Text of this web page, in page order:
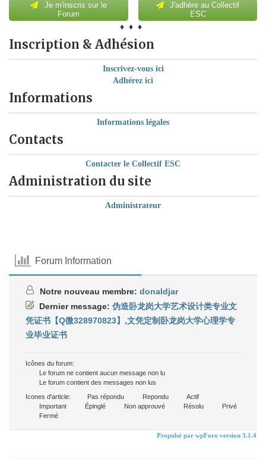
Je m'inscris sur le
Forum
J'adhère au Collectif
ESC
♦ ♦ ♦
Inscription & Adhésion
Inscrivez-vous ici
Adhérez ici
Informations
Informations légales
Contacts
Contacter le Collectif ESC
Administration du site
Administrateur
Forum Information
Notre nouveau membre: donaldjar
Dernier message: 伪造卧龙岗大学艺术设计类专业文
凭证书【Q微328970823】,文凭定制卧龙岗大学心理学专
业毕业证书
Icônes du forum:
Le forum ne contient aucun message non lu
Le forum contient des messages non lus
Icones d'article:
Pas répondu Repondu
Actif
Important
Épinglé Non approuvé Résolu
Privé
Fermé
Propulsé par wpForo version 3.1.4